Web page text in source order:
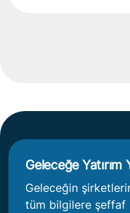
Geleceğe Yatırım
Geleceğin
tüm bilgilere şeffaf